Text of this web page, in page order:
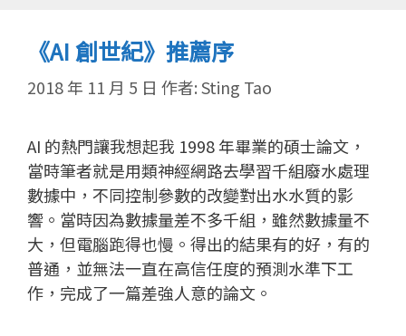
《AI 創世紀》推薦序
2018 年 11 月 5 日 作者:Sting Tao
AI 的熱門讓我想起我 1998 年畢業的碩士論文，
當時筆者就是用類神經網路去學習千組廢水處理
數據中，不同控制參數的改變對出水水質的影
響。當時因為數據量差不多千組，雖然數據量不
大，但電腦跑得也慢。得出的結果有的好，有的
普通，並無法一直在高信任度的預測水準下工
作，完成了一篇差強人意的論文。